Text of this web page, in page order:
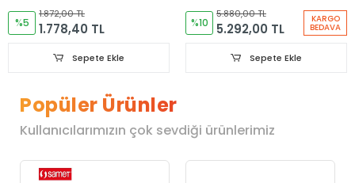
%5
1.872,00 TL
1.778,40 TL
Sepete Ekle
%10
5.880,00 TL
5.292,00 TL
KARGO
BEDAVA
Sepete Ekle
Popüler Ürünler
Kullanıcılarımızın çok sevdiği ürünlerimiz